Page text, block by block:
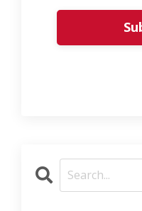
Form
submission[]